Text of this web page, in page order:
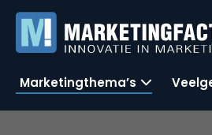
Marketingthema’s